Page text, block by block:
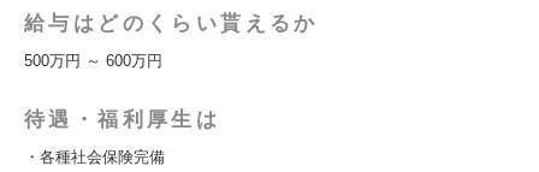
給与はどのくらい貰えるか
500万円 ～ 600万円
待遇・福利厚生は
・各種社会保険完備